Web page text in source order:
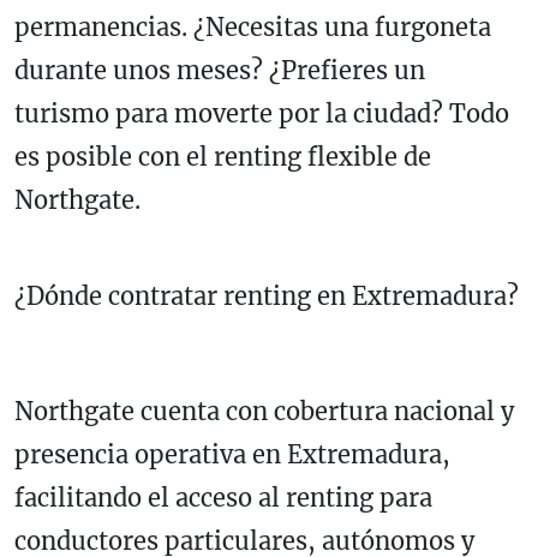
permanencias. ¿Necesitas una furgoneta
durante unos meses? ¿Prefieres un
turismo para moverte por la ciudad? Todo
es posible con el renting flexible de
Northgate.
¿Dónde contratar renting en Extremadura?
Northgate cuenta con cobertura nacional y
presencia operativa en Extremadura,
facilitando el acceso al renting para
conductores particulares, autónomos y